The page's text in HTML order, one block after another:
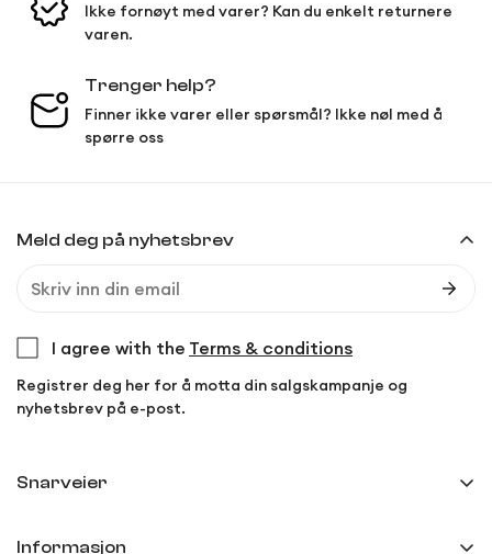
Ikke fornøyt med varer? Kan du enkelt returnere
varen.
Trenger help?
Finner ikke varer eller spørsmål? Ikke nøl med å
spørre oss
Snarveier
Informasjon
Meld deg på nyhetsbrev
I agree with the Terms & conditions
Registrer deg her for å motta din salgskampanje og
nyhetsbrev på e-post.